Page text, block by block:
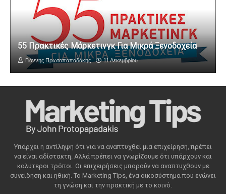
55 Πρακτικές Μάρκετινγκ Για Μικρά Ξενοδοχεία
Γιάννης Πρωτοπαπαδάκης 11 Δεκεμβρίου
Υπάρχει η αντίληψη ότι για να αναπτυχθεί μια επιχείρηση, πρέπει
να είναι αδίστακτη. Αλλά πρέπει να γνωρίζουμε ότι υπάρχουν και
καλύτεροι τρόποι. Οι επιχειρήσεις μπορούν να αναπτυχθούν με
συνείδηση ​​και ηθική. Το Marketing Tips, ένα οικοσύστημα που ενώνει
τη γνώση και την πρακτική με το κοινό.